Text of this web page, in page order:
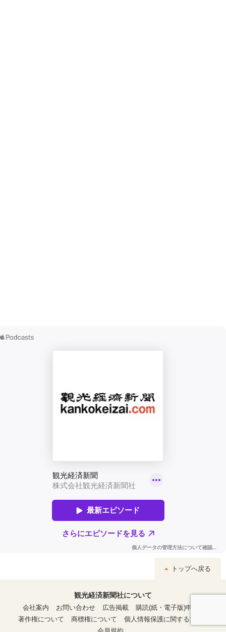
トップへ戻る
観光経済新聞社について
会社案内
お問い合わせ 広告掲載
購読(紙・電子版)申込
著作権について
商標権について
個人情報保護に関する方針